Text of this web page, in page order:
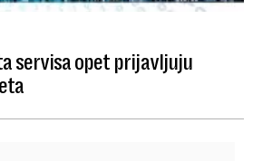
servisa opet prijavljuju